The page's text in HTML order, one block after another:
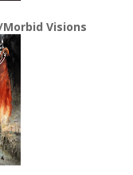
Visions